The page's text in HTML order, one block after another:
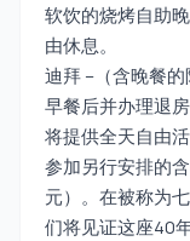
软饮的烧烤自助
由休息。
迪拜 –（含晚餐的
早餐后并办理退
将提供全天自由
参加另行安排的
元）。在被称为
们将见证这座40